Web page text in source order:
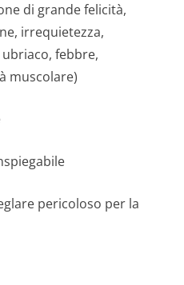
di grande felicità,
irrequietezza,
febbre,
muscolare)
pericoloso per la